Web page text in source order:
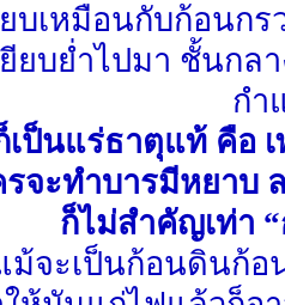
ยบเหมือนกับก้อนก
ยบย่ำไปมา ชั้นกล
กำ
ป็นแร่ธาตุแท้ คือ
จะทำบารมีหยาบ
ก็ไม่สำคัญเท่า
ม้จะเป็นก้อนดินก้